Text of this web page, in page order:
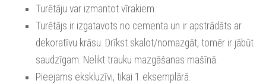
Turētāju var izmantot vīrakiem.
Turētājs ir izgatavots no cementa un ir apstrādāts ar
dekoratīvu krāsu. Drīkst skalot/nomazgāt, tomēr ir jābūt
saudzīgam. Nelikt trauku mazgāšanas mašīnā.
Pieejams ekskluzīvi, tikai 1 eksemplārā.